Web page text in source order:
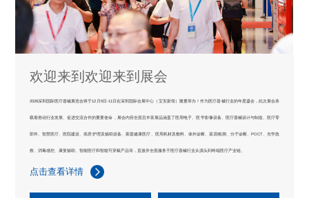
欢迎来到欢迎来到展会
2026深圳国际医疗器械展览会将于12月9日-11日在深圳国际会展中心（宝安新馆）隆重举办！作为医疗器械行业的年度盛会，此次展会承
载着推动行业发展、促进交流合作的重要使命，展会内容全面且丰富展品涵盖了医用电子、医学影像设备、医疗器械设计与制造、医疗零
部件、智慧医疗、医院建设、病房护理及辅助设备、家庭健康医疗、医用耗材及敷料、体外诊断、基因检测、分子诊断、POCT、光学急
救、消毒感控、康复辅助、智能医疗和智能可穿戴产品等，直接并全面服务于医疗器械行业从源头到终端医疗产业链。
点击查看详情